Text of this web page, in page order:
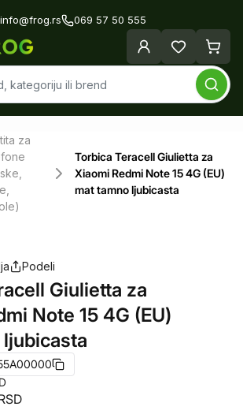
info@frog.rs 069 57 50 555
za
Torbica Teracell Giulietta za
Xiaomi Redmi Note 15 4G (EU)
mat tamno ljubicasta
Podeli
Giulietta za
Note 15 4G (EU)